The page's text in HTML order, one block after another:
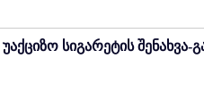
სიგარეტის შენახვა-